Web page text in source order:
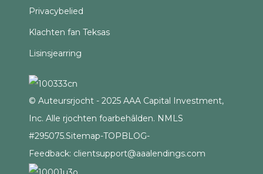
Privacybelied
Klachten fan Teksas
Lisinsjearring
© Auteursrjocht - 2025 AAA Capital Investment,
Inc. Alle rjochten foarbehâlden. NMLS
#295075.Sitemap-TOPBLOG-
Feedback: clientsupport@aaalendings.com